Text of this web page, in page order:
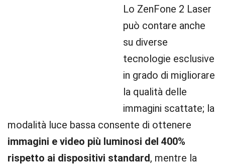
Lo ZenFone 2 Laser
può contare anche
su diverse
tecnologie esclusive
in grado di migliorare
la qualità delle
immagini scattate; la
modalità luce bassa consente di ottenere
immagini e video più luminosi del 400%
rispetto ai dispositivi standard, mentre la